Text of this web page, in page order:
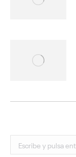
Buscar: